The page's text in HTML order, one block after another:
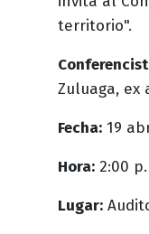
territorio".
Zuluaga, ex
Fecha: 19
Hora: 2:00
Lugar: